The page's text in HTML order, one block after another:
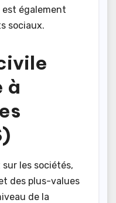
est également
sociaux.
à
sur les sociétés,
des plus-values
de la